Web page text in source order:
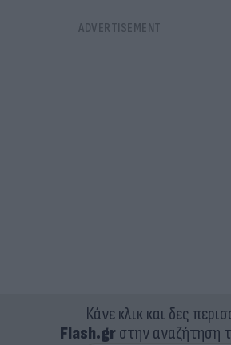
Κάνε κλικ και δες
Flash.grστην αναζήτηση